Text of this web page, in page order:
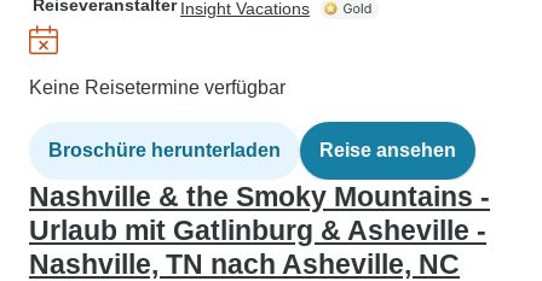
Reiseveranstalter Insight Vacations
Keine Reisetermine verfügbar
Broschüre herunterladen Reise ansehen
Nashville & the Smoky Mountains -
Urlaub mit Gatlinburg & Asheville -
Nashville, TN nach Asheville, NC